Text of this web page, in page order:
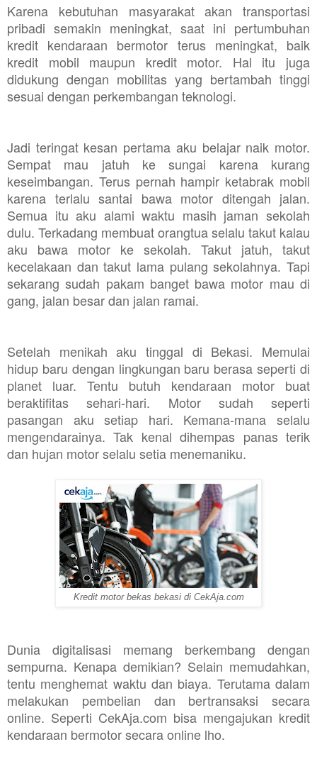
Karena kebutuhan masyarakat akan transportasi
pribadi semakin meningkat, saat ini pertumbuhan
kredit kendaraan bermotor terus meningkat, baik
kredit mobil maupun kredit motor. Hal itu juga
didukung dengan mobilitas yang bertambah tinggi
sesuai dengan perkembangan teknologi.
Jadi teringat kesan pertama aku belajar naik motor.
Sempat mau jatuh ke sungai karena kurang
keseimbangan. Terus pernah hampir ketabrak mobil
karena terlalu santai bawa motor ditengah jalan.
Semua itu aku alami waktu masih jaman sekolah
dulu. Terkadang membuat orangtua selalu takut kalau
aku bawa motor ke sekolah. Takut jatuh, takut
kecelakaan dan takut lama pulang sekolahnya. Tapi
sekarang sudah pakam banget bawa motor mau di
gang, jalan besar dan jalan ramai.
Setelah menikah aku tinggal di Bekasi. Memulai
hidup baru dengan lingkungan baru berasa seperti di
planet luar. Tentu butuh kendaraan motor buat
beraktifitas sehari-hari. Motor sudah seperti
pasangan aku setiap hari. Kemana-mana selalu
mengendarainya. Tak kenal dihempas panas terik
dan hujan motor selalu setia menemaniku.
Kredit motor bekas bekasi di CekAja.com
Dunia digitalisasi memang berkembang dengan
sempurna. Kenapa demikian? Selain memudahkan,
tentu menghemat waktu dan biaya. Terutama dalam
melakukan pembelian dan bertransaksi secara
online. Seperti CekAja.com bisa mengajukan kredit
kendaraan bermotor secara online lho.